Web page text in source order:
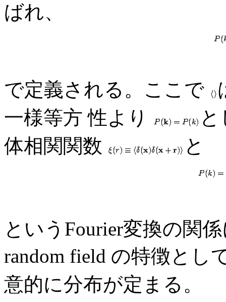
ばれ、
で定義される。ここで
一様等方 性より
体相関関数
と
というFourier変換の関
random field の特徴とし
意的に分布が定まる。